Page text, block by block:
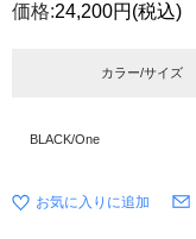
価格:24,200円 (税込)
カラー/サイズ
BLACK/One